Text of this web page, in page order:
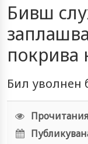
Бивш
покрива
Бил уволнен